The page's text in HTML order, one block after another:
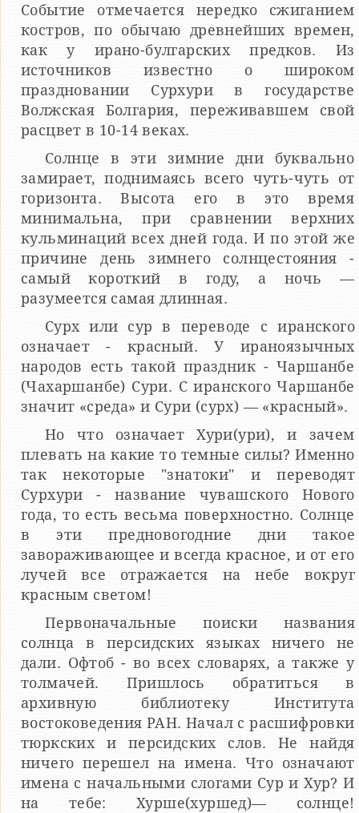
Событие отмечается нередко сжиганием
костров, по обычаю древнейших времен,
как у ирано-булгарских предков. Из
источников известно о широком
праздновании Сурхури в государстве
Волжская Болгария, переживавшем свой
расцвет в 10-14 веках.
Солнце в эти зимние дни буквально
замирает, поднимаясь всего чуть-чуть от
горизонта. Высота его в это время
минимальна, при сравнении верхних
кульминаций всех дней года. И по этой же
причине день зимнего солнцестояния -
самый короткий в году, а ночь —
разумеется самая длинная.
Сурх или сур в переводе с иранского
означает - красный. У ираноязычных
народов есть такой праздник - Чаршанбе
(Чахаршанбе) Сури. С иранского Чаршанбе
значит «среда» и Сури (сурх) — «красный».
Но что означает Хури(ури), и зачем
плевать на какие то темные силы? Именно
так некоторые "знатоки" и переводят
Сурхури - название чувашского Нового
года, то есть весьма поверхностно. Солнце
в эти предновогодние дни такое
завораживающее и всегда красное, и от его
лучей все отражается на небе вокруг
красным светом!
Первоначальные поиски названия
солнца в персидских языках ничего не
дали. Офтоб - во всех словарях, а также у
толмачей. Пришлось обратиться в
архивную библиотеку Института
востоковедения РАН. Начал с расшифровки
тюркских и персидских слов. Не найдя
ничего перешел на имена. Что означают
имена с начальными слогами Сур и Хур? И
на тебе: Хурше(хуршед)— солнце!